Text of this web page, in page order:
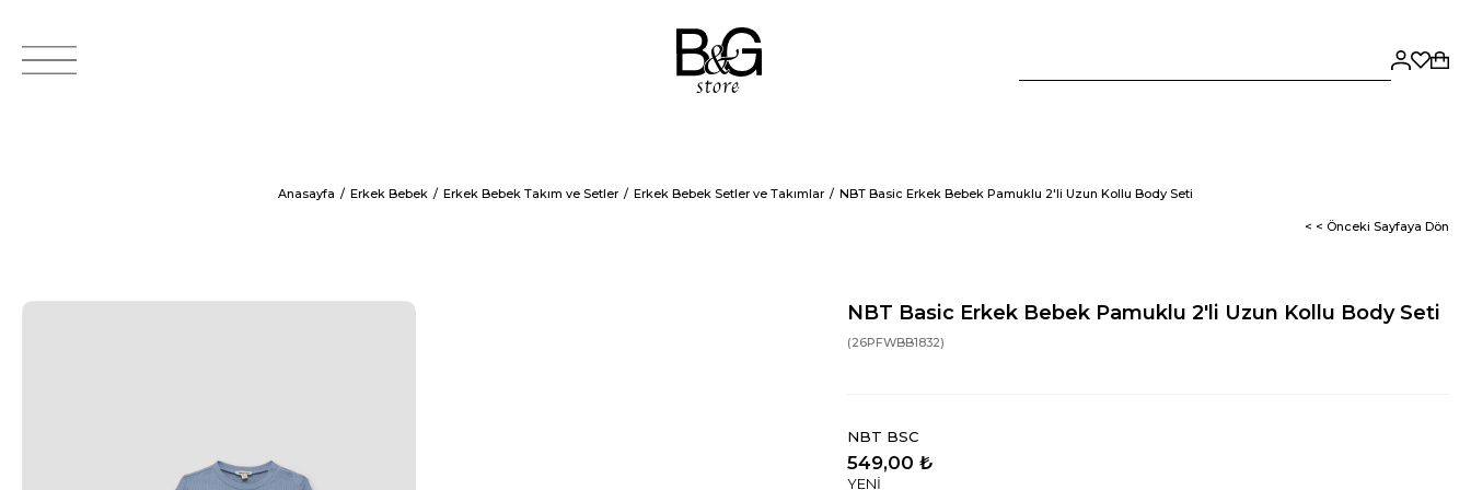
Anasayfa Erkek Bebek Erkek Bebek Takım ve Setler Erkek Bebek Setler ve Takımlar NBT Basic Erkek Bebek Pamuklu 2'li Uzun Kollu Body Seti
< < Önceki Sayfaya Dön
NBT Basic Erkek Bebek Pamuklu 2'li Uzun Kollu Body Seti
(26PFWBB1832)
NBT BSC
549,00 ₺
YENİ